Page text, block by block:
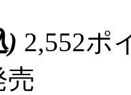
) 2,552ポ
売